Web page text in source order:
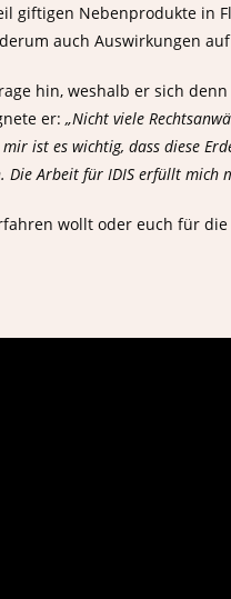
giftigen Nebenprodukte in
auch Auswirkungen
hin, weshalb er sich
er: „Nicht viele
ist es wichtig, dass diese
Arbeit für IDIS erfüllt mich
wollt oder euch für